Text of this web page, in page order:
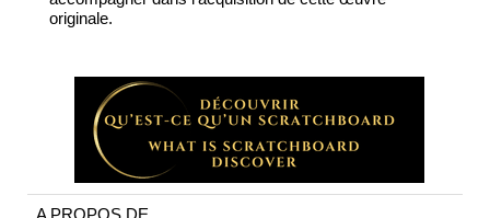
originale.
A PROPOS DE